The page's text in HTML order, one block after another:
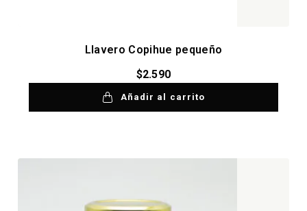
Llavero Copihue pequeño
$2.590
Añadir al carrito